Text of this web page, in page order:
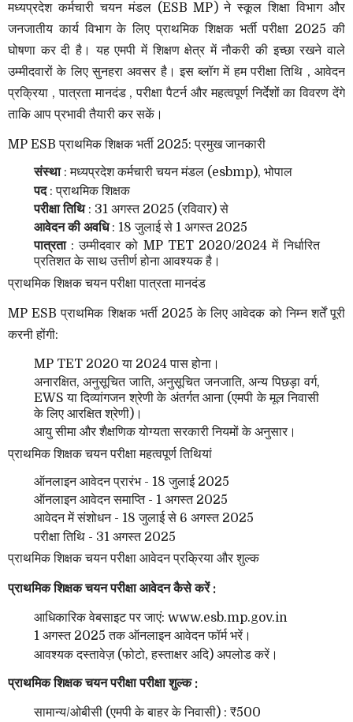
मध्यप्रदेश कर्मचारी चयन मंडल (ESB MP) ने स्कूल शिक्षा विभाग और
जनजातीय कार्य विभाग के लिए प्राथमिक शिक्षक भर्ती परीक्षा 2025 की
घोषणा कर दी है। यह एमपी में शिक्षण क्षेत्र में नौकरी की इच्छा रखने वाले
उम्मीदवारों के लिए सुनहरा अवसर है। इस ब्लॉग में हम परीक्षा तिथि , आवेदन
प्रक्रिया , पात्रता मानदंड , परीक्षा पैटर्न और महत्वपूर्ण निर्देशों का विवरण देंगे
ताकि आप प्रभावी तैयारी कर सकें।
MP ESB प्राथमिक शिक्षक भर्ती 2025: प्रमुख जानकारी
संस्था: मध्यप्रदेश कर्मचारी चयन मंडल (esbmp), भोपाल
पद : प्राथमिक शिक्षक
परीक्षा तिथि: 31 अगस्त 2025 (रविवार) से
आवेदन की अवधि: 18 जुलाई से 1 अगस्त 2025
पात्रता: उम्मीदवार को MP TET 2020/2024 में निर्धारित
प्रतिशत के साथ उत्तीर्ण होना आवश्यक है।
प्राथमिक शिक्षक चयन परीक्षा पात्रता मानदंड
MP ESB प्राथमिक शिक्षक भर्ती 2025 के लिए आवेदक को निम्न शर्तें पूरी
करनी होंगी:
MP TET 2020 या 2024 पास होना।
अनारक्षित, अनुसूचित जाति, अनुसूचित जनजाति, अन्य पिछड़ा वर्ग,
EWS या दिव्यांगजन श्रेणी के अंतर्गत आना (एमपी के मूल निवासी
के लिए आरक्षित श्रेणी)।
आयु सीमा और शैक्षणिक योग्यता सरकारी नियमों के अनुसार।
प्राथमिक शिक्षक चयन परीक्षा महत्वपूर्ण तिथियां
ऑनलाइन आवेदन प्रारंभ - 18 जुलाई 2025
ऑनलाइन आवेदन समाप्ति - 1 अगस्त 2025
आवेदन में संशोधन - 18 जुलाई से 6 अगस्त 2025
परीक्षा तिथि - 31 अगस्त 2025
प्राथमिक शिक्षक चयन परीक्षा आवेदन प्रक्रिया और शुल्क
प्राथमिक शिक्षक चयन परीक्षा आवेदन कैसे करें :
आधिकारिक वेबसाइट पर जाएं: www.esb.mp.gov.in
1 अगस्त 2025 तक ऑनलाइन आवेदन फॉर्म भरें।
आवश्यक दस्तावेज़ (फोटो, हस्ताक्षर अदि) अपलोड करें।
प्राथमिक शिक्षक चयन परीक्षा परीक्षा शुल्क :
सामान्य/ओबीसी (एमपी के बाहर के निवासी) : ₹500